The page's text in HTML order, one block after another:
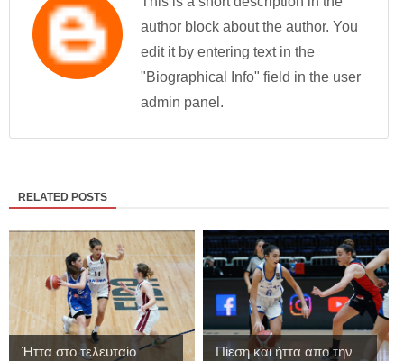
author block about the author. You
edit it by entering text in the
"Biographical Info" field in the user
admin panel.
RELATED POSTS
Ήττα στο τελευταίο
Πίεση και ήττα απο την